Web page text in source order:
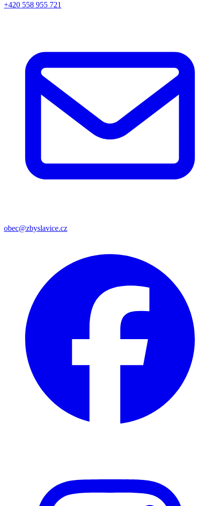
+420 558 955 721
obec@zbyslavice.cz